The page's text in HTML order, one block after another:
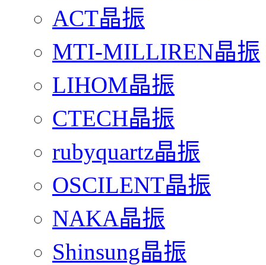
ACT晶振
MTI-MILLIREN晶振
LIHOM晶振
CTECH晶振
rubyquartz晶振
OSCILENT晶振
NAKA晶振
Shinsung晶振